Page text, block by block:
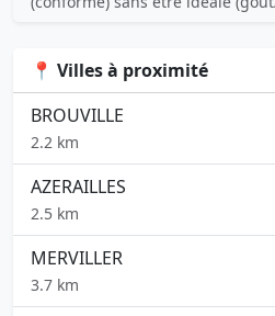
📍 Villes à proximité
BROUVILLE
2.2 km
AZERAILLES
2.5 km
MERVILLER
3.7 km